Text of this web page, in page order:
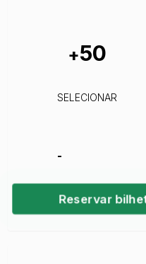
+50
SELECIONAR
-
Reservar